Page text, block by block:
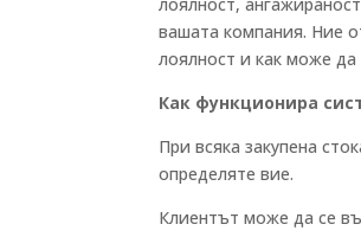
вашата компания. Ние
лоялност и как може да
Как функционира
При всяка закупена
определяте вие.
Клиентът може да се